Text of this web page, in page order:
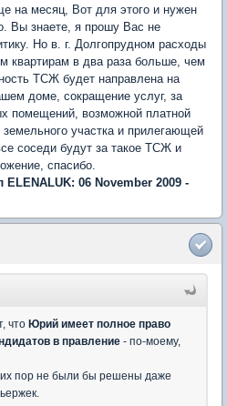
на месяц, Вот для этого и нужен
Вы знаете, я прошу Вас не
Но в. г. Долгопрудном расходы
квартирам в два раза больше, чем
ТСЖ будет направлена на
доме, сокращение услуг, за
помещений, возможной платной
участка и прилегающей
соседи будут за такое ТСЖ и
спасибо.
06 November 2009 -
что Юрий имеет полное право
в правление - по-моему,
пор не были бы решены даже